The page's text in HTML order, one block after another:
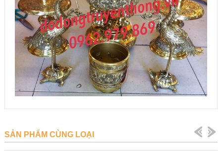
SẢN PHẨM CÙNG LOẠI